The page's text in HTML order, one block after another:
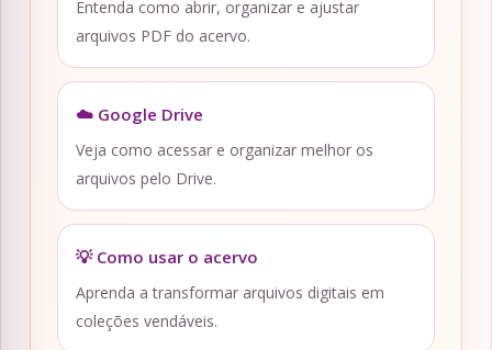
Entenda como abrir, organizar e ajustar
arquivos PDF do acervo.
☁️ Google Drive
Veja como acessar e organizar melhor os
arquivos pelo Drive.
💡 Como usar o acervo
Aprenda a transformar arquivos digitais em
coleções vendáveis.